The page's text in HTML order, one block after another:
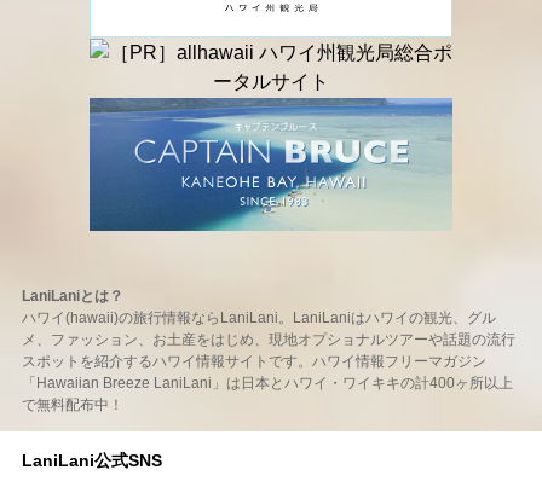
LaniLaniとは？
ハワイ(hawaii)の旅行情報ならLaniLani。LaniLaniはハワイの観光、グル
メ、ファッション、お土産をはじめ、現地オプショナルツアーや話題の流行
スポットを紹介するハワイ情報サイトです。ハワイ情報フリーマガジン
「Hawaiian Breeze LaniLani」は日本とハワイ・ワイキキの計400ヶ所以上
で無料配布中！
LaniLani公式SNS